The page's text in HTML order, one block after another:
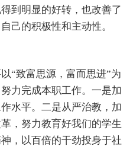
到明显的好转，也改善了
己的积极性和主动性。
“致富思源，富而思进”为
力完成本职工作。一是加
水平。二是从严治教，加
，努力教育好我们的学生
，以百倍的干劲投身于社